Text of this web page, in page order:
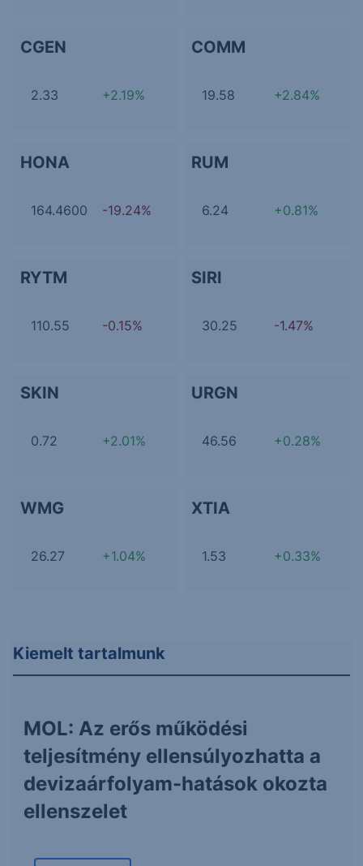
CGEN
2.33 +2.19%
COMM
19.58 +2.84%
HONA
164.4600 -19.24%
RUM
6.24 +0.81%
RYTM
110.55 -0.15%
SIRI
30.25 -1.47%
SKIN
0.72 +2.01%
URGN
46.56 +0.28%
WMG
26.27 +1.04%
XTIA
1.53 +0.33%
Kiemelt tartalmunk
MOL: Az erős működési
teljesítmény ellensúlyozhatta a
devizaárfolyam-hatások okozta
ellenszelet